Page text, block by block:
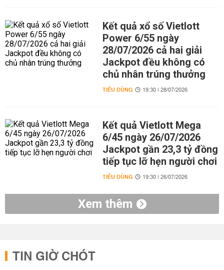
Kết quả xổ số Vietlott
Power 6/55 ngày
28/07/2026 cả hai giải
Jackpot đều không có
chủ nhân trúng thưởng
TIÊU DÙNG 19:30 | 28/07/2026
Kết quả Vietlott Mega
6/45 ngày 26/07/2026
Jackpot gần 23,3 tỷ đồng
tiếp tục lỡ hẹn người chơi
TIÊU DÙNG 19:30 | 26/07/2026
Xem thêm
TIN GIỜ CHÓT